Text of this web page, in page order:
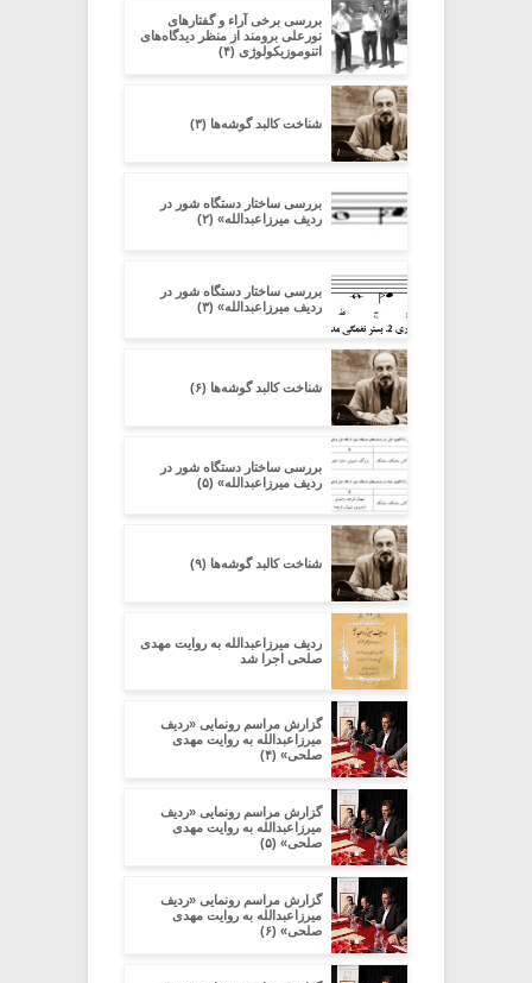
بررسی برخی آراء و گفتارهای
نورعلی برومند از منظر دیدگاه‌های
اتنوموزیکولوژی (۴)
شناخت کالبد گوشه‌ها (۳)
بررسی ساختار دستگاه شور در
ردیف میرزاعبدالله» (۲)
بررسی ساختار دستگاه شور در
ردیف میرزاعبدالله» (۳)
شناخت کالبد گوشه‌ها (۶)
بررسی ساختار دستگاه شور در
ردیف میرزاعبدالله» (۵)
شناخت کالبد گوشه‌ها (۹)
ردیف میرزاعبدالله به روایت مهدی
صلحی اجرا شد
گزارش مراسم رونمایی «ردیف
میرزاعبدالله به روایت مهدی
صلحی» (۴)
گزارش مراسم رونمایی «ردیف
میرزاعبدالله به روایت مهدی
صلحی» (۵)
گزارش مراسم رونمایی «ردیف
میرزاعبدالله به روایت مهدی
صلحی» (۶)